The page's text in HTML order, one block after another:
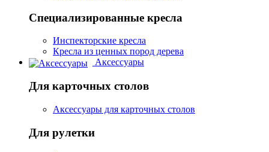
Специализированные кресла
Инспекторские кресла
Кресла из ценных пород дерева
Аксессуары
Для карточных столов
Аксессуары для карточных столов
Для рулетки